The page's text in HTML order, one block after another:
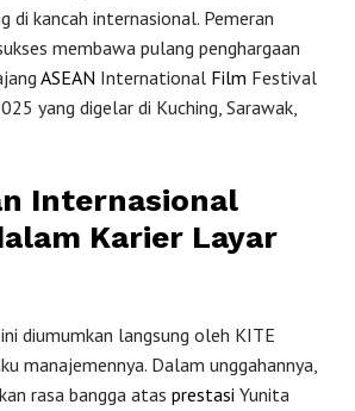
di kancah internasional. Pemeran
membawa pulang penghargaan
ASEAN International Film Festival
yang digelar di Kuching, Sarawak,
Internasional
Karier Layar
diumumkan langsung oleh KITE
manajemennya. Dalam unggahannya,
rasa bangga atas prestasi Yunita